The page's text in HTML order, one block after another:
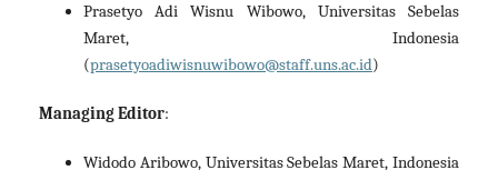
Prasetyo Adi Wisnu Wibowo, Universitas Sebelas
Maret, Indonesia
(prasetyoadiwisnuwibowo@staff.uns.ac.id)
Managing Editor:
Widodo Aribowo, Universitas Sebelas Maret, Indonesia